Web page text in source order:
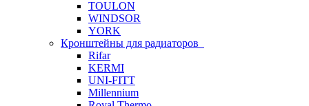
TOULON
WINDSOR
YORK
Кронштейны для радиаторов
Rifar
KERMI
UNI-FITT
Millennium